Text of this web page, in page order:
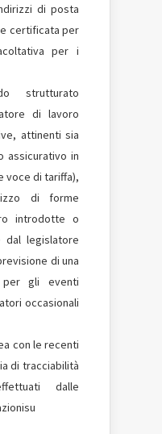
di posta
certificata per
per i
strutturato
di lavoro
attinenti sia
assicurativo in
voce di tariffa),
di forme
introdotte o
legislatore
di una
per gli eventi
occasionali
con le recenti
di tracciabilità
dalle